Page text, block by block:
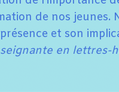
de nos jeunes.
et son
en lettres-